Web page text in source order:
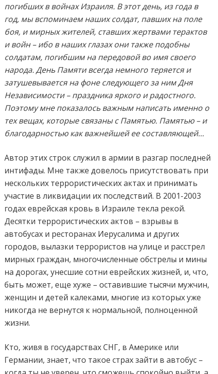
погибших в войнах Израиля. В этот день, из года в
год, мы вспоминаем наших солдат, павших на поле
боя, и мирных жителей, ставших жертвами терактов
и войн – ибо в наших глазах они также подобны
солдатам, погибшим на передовой во имя своего
народа. День Памяти всегда немного теряется и
затушевывается на фоне следующего за ним Дня
Независимости – праздника яркого и радостного.
Поэтому мне показалось важным написать именно о
тех вещах, которые связаны с Памятью. Памятью – и
благодарностью как важнейшей ее составляющей…
Автор этих строк служил в армии в разгар последней
интифады. Мне также довелось присутствовать при
нескольких террористических актах и принимать
участие в ликвидации их последствий. В 2001-2003
годах еврейская кровь в Израиле текла рекой.
Десятки террористических актов – взрывы в
автобусах и ресторанах Иерусалима и других
городов, вылазки террористов на улице и расстрел
мирных граждан, многочисленные обстрелы и мины
на дорогах, унесшие сотни еврейских жизней, и, что,
быть может, еще хуже – оставившие тысячи мужчин,
женщин и детей калеками, многие из которых уже
никогда не вернутся к нормальной, полноценной
жизни.
Кто, живя в государствах СНГ, в Америке или
Германии, знает, что такое страх зайти в автобус –